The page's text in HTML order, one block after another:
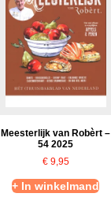
Meesterlijk van Robèrt –
54 2025
€9,95
+ In winkelmand